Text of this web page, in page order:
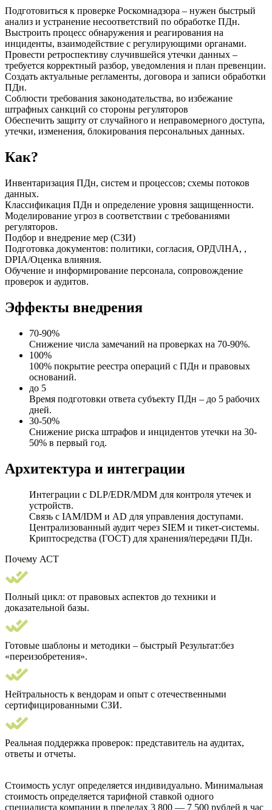
Подготовиться к проверке Роскомнадзора – нужен быстрый
анализ и устранение несоответствий по обработке ПДн.
Выстроить процесс обнаружения и реагирования на
инциденты, взаимодействие с регулирующими органами.
Провести ретроспективу случившейся утечки данных –
требуется корректный разбор, уведомления и план превенции.
Создать актуальные регламенты, договора и записи обработки
ПДн.
Соблюсти требования законодательства, во избежание
штрафных санкций со стороны регуляторов
Обеспечить защиту от случайного и неправомерного доступа,
утечки, изменения, блокирования персональных данных.
Как?
Инвентаризация ПДн, систем и процессов; схемы потоков
данных.
Классификация ПДн и определение уровня защищенности.
Моделирование угроз в соответствии с требованиями
регуляторов.
Подбор и внедрение мер (СЗИ)
Подготовка документов: политики, согласия, ОРД\ЛНА, ,
DPIA/Оценка влияния.
Обучение и информирование персонала, сопровождение
проверок и аудитов.
Эффекты внедрения
70-90%
Снижение числа замечаний на проверках на 70-90%.
100%
100% покрытие реестра операций с ПДн и правовых
оснований.
до 5
Время подготовки ответа субъекту ПДн – до 5 рабочих
дней.
30-50%
Снижение риска штрафов и инцидентов утечки на 30-
50% в первый год.
Архитектура и интеграции
Интеграции с DLP/EDR/MDM для контроля утечек и
устройств.
Связь с IAM/IDM и AD для управления доступами.
Централизованный аудит через SIEM и тикет‑системы.
Криптосредства (ГОСТ) для хранения/передачи ПДн.
Почему АСТ
Полный цикл: от правовых аспектов до техники и
доказательной базы.
Готовые шаблоны и методики – быстрый Результат:без
«переизобретения».
Нейтральность к вендорам и опыт с отечественными
сертифицированными СЗИ.
Реальная поддержка проверок: представитель на аудитах,
ответы и отчеты.
Стоимость услуг определяется индивидуально. Минимальная
стоимость определяется тарифной ставкой одного
специалиста компании в пределах 3 800 — 7 500 рублей в час